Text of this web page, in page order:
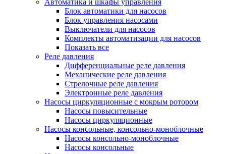
Автоматика и шкафы управления
Блок автоматики для насосов
Блок управления насосами
Выключатели для насосов
Комплекты автоматизации для насосов
Показать все
Реле давления
Дифференциальные реле давления
Механические реле давления
Стрелочные реле давления
Электронные реле давления
Насосы циркуляционные с мокрым ротором
Насосы повысительные
Насосы циркуляционные
Насосы консольные, консольно-моноблочные
Насосы консольно-моноблочные
Насосы консольные